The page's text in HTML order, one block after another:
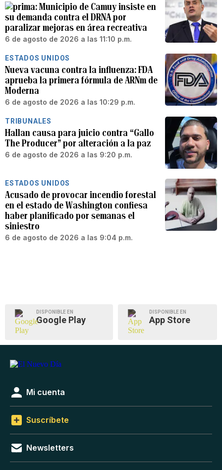
Municipio de Camuy insiste en
su demanda contra el DRNA por
paralizar mejoras en área recreativa
6 de agosto de 2026 a las 11:10 p.m.
ESTADOS UNIDOS
Nueva vacuna contra la influenza: FDA
aprueba la primera fórmula de ARNm de
Moderna
6 de agosto de 2026 a las 10:29 p.m.
TRIBUNALES
Hallan causa para juicio contra “Gallo
The Producer” por alteración a la paz
6 de agosto de 2026 a las 9:20 p.m.
ESTADOS UNIDOS
Acusado de provocar incendio forestal
en el estado de Washington confiesa
haber planificado por semanas el
siniestro
6 de agosto de 2026 a las 9:04 p.m.
DISPONIBLE EN
Google Play
DISPONIBLE EN
App Store
Mi cuenta
Suscríbete
Newsletters